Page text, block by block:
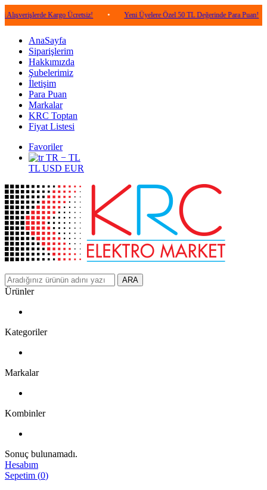
Kargo Ücretsiz! • Yeni Üyelere Özel 50 TL Değerinde Para Puan! •
AnaSayfa
Siparişlerim
Hakkımızda
Şubelerimiz
İletişim
Para Puan
Markalar
KRC Toptan
Fiyat Listesi
Favoriler
TR − TL
TL USD EUR
ARA
Ürünler
Kategoriler
Markalar
Kombinler
Sonuç bulunamadı.
Hesabım
Sepetim (0)